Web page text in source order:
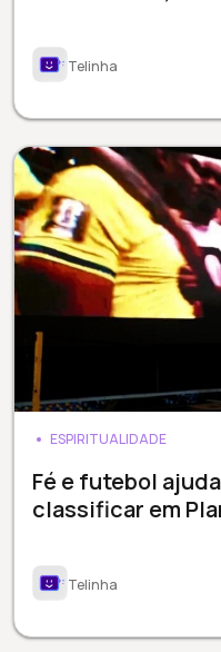
Telinha
ESPIRITUALIDADE
Fé e futebol
classificar em
Telinha